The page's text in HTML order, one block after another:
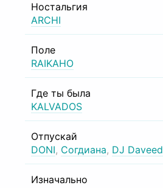
Ностальгия
ARCHI
Поле
RAIKAHO
Где ты была
KALVADOS
Отпускай
DONI, Согдиана, DJ Daveed
Изначально